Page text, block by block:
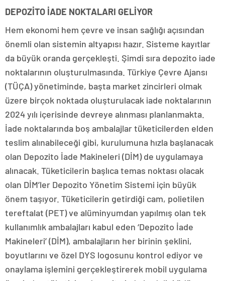
DEPOZİTO İADE NOKTALARI GELİYOR
Hem ekonomi hem çevre ve insan sağlığı açısından
önemli olan sistemin altyapısı hazır. Sisteme kayıtlar
da büyük oranda gerçekleşti. Şimdi sıra depozito iade
noktalarının oluşturulmasında. Türkiye Çevre Ajansı
(TÜÇA) yönetiminde, başta market zincirleri olmak
üzere birçok noktada oluşturulacak iade noktalarının
2024 yılı içerisinde devreye alınması planlanmakta.
İade noktalarında boş ambalajlar tüketicilerden elden
teslim alınabileceği gibi, kurulumuna hızla başlanacak
olan Depozito İade Makineleri (DİM) de uygulamaya
alınacak. Tüketicilerin başlıca temas noktası olacak
olan DİM’ler Depozito Yönetim Sistemi için büyük
önem taşıyor. Tüketicilerin getirdiği cam, polietilen
tereftalat (PET) ve alüminyumdan yapılmış olan tek
kullanımlık ambalajları kabul eden ‘Depozito İade
Makineleri’ (DİM), ambalajların her birinin şeklini,
boyutlarını ve özel DYS logosunu kontrol ediyor ve
onaylama işlemini gerçekleştirerek mobil uygulama